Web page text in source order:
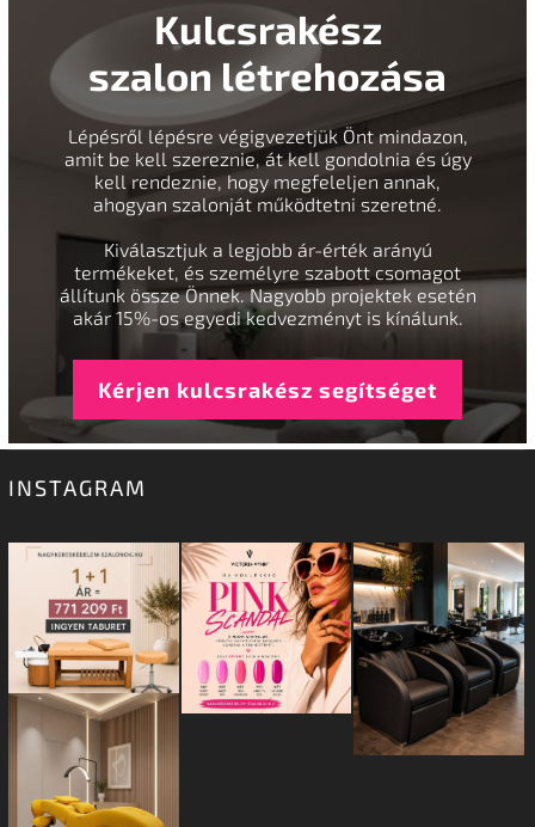
Kulcsrakész
szalon létrehozása
Lépésről lépésre végigvezetjük Önt mindazon,
amit be kell szereznie, át kell gondolnia és úgy
kell rendeznie, hogy megfeleljen annak,
ahogyan szalonját működtetni szeretné.
Kiválasztjuk a legjobb ár-érték arányú
termékeket, és személyre szabott csomagot
állítunk össze Önnek. Nagyobb projektek esetén
akár 15%-os egyedi kedvezményt is kínálunk.
Kérjen kulcsrakész segítséget
INSTAGRAM